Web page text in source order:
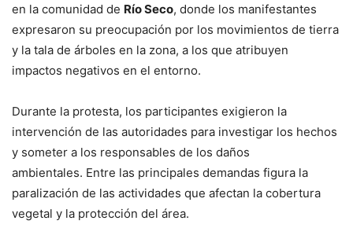
en la comunidad de Río Seco, donde los manifestantes
expresaron su preocupación por los movimientos de tierra
y la tala de árboles en la zona, a los que atribuyen
impactos negativos en el entorno.
Durante la protesta, los participantes exigieron la
intervención de las autoridades para investigar los hechos
y someter a los responsables de los daños
ambientales. Entre las principales demandas figura la
paralización de las actividades que afectan la cobertura
vegetal y la protección del área.